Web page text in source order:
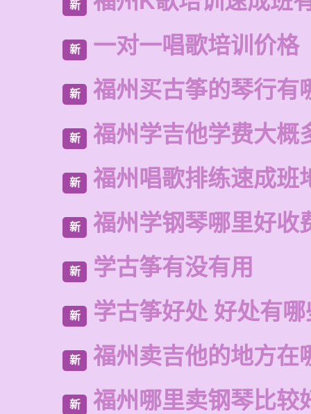
新
新 一对一唱歌培训价格
新 福州买古筝的琴行有
新 福州学吉他学费大概
新 福州唱歌排练速成班
新 福州学钢琴哪里好收
新 学古筝有没有用
新 学古筝好处 好处有哪
新 福州卖吉他的地方在
新 福州哪里卖钢琴比较